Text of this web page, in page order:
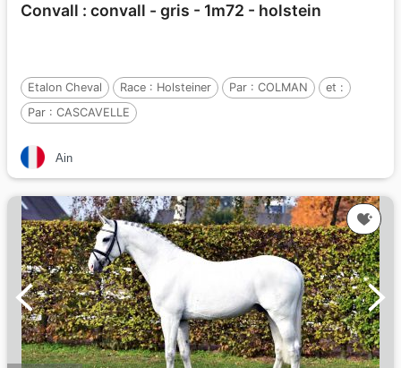
Convall : convall - gris - 1m72 - holstein
Etalon Cheval Race : Holsteiner Par : COLMAN
et :
Par : CASCAVELLE
Ain